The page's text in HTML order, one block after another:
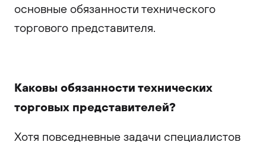
основные обязанности технического
торгового представителя.
Каковы обязанности технических
торговых представителей?
Хотя повседневные задачи специалистов